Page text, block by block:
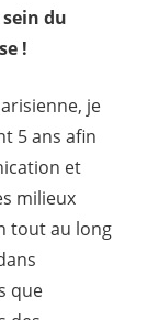
du
!
je
5 ans afin
et
milieux
tout au long
que